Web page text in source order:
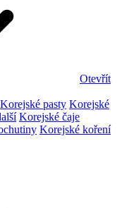
Otevřít
Korejské pasty Korejské
Korejské čaje
Korejské koření